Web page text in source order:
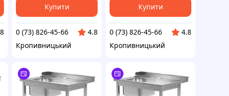
Купити
0 (73) 826-45-66
4.8
Кропивницький
Купити
0 (73) 826-45-66
4.8
Кропивницький